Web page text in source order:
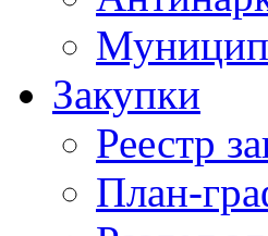
Закупки
Реестр
План-